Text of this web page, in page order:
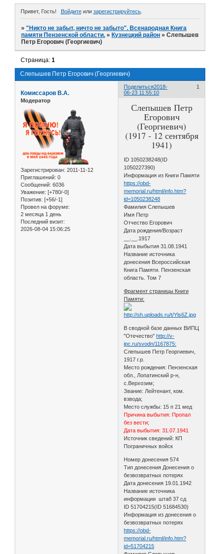
Привет, Гость! Войдитеили зарегистрируйтесь.
»"Никто не забыт, ничто не забыто". Всенародная Книга
памяти Пензенской области. » Кузнецкий район »Слепышев
Петр Егорович (Георгиевич)
Слепышев Петр Егорович (Георгиевич)
Страница:1
Поделиться 1
2018-
06-23 11:55:10
Комиссаров В.А.
Модератор
Зарегистрирован: 2011-11-12
Приглашений: 0
Сообщений: 6036
Уважение: [+780/-0]
Позитив: [+56/-1]
Провел на форуме:
2 месяца 1 день
Последний визит:
2026-08-04 15:06:25
Слепышев Петр
Егорович
(Георгиевич)
(1917 - 12 сентября
1941)
ID 1050238248(ID
1050227390)
Информация из Книги Памяти
https://obd-
memorial.ru/html/info.htm?
id=1050238248
Фамилия Слепышев
Имя Петр
Отчество Егорович
Дата рождения/Возраст
__.__.1917
Дата выбытия 31.08.1941
Название источника
донесения Всероссийская
Книга Памяти. Пензенская
область. Том 7
Фрагмент страницы Книги
Памяти:
В сводной базе данных ВИПЦ
"Отечество"http://v-
ipc.ru/svodn/1167875:
Слепышев Петр Георгиевич,
1917 г.р.
Место рождения: Пензенская
обл., Лопатинский р-н,
с.Верхозим;
Звание: Лейтенант, ком.
взвода;
Место службы: 15 п 21 мед
Причина выбытия: Пропал
без вести;
Дата выбытия: 31.07.1941
Источник сведений: КП
Пограничных войск
Номер донесения 574
Тип донесения Донесения о
безвозвратных потерях
Дата донесения 19.01.1942
Название источника
информации штаб 37 сд
ID 51704215(ID 51684530)
Информация из донесения о
безвозвратных потерях
https://obd-
memorial.ru/html/info.htm?
id=51704215